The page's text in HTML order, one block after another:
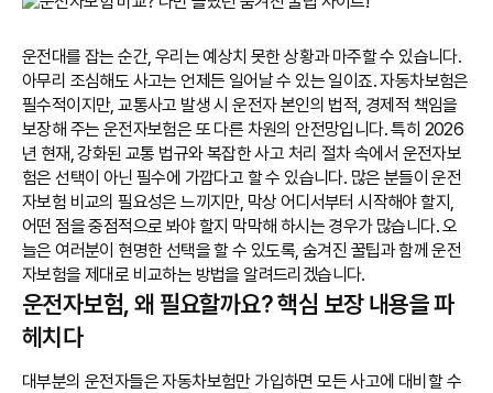
운전대를 잡는 순간, 우리는 예상치 못한 상황과 마주할 수 있습니다.
아무리 조심해도 사고는 언제든 일어날 수 있는 일이죠. 자동차보험은
필수적이지만, 교통사고 발생 시 운전자 본인의 법적, 경제적 책임을
보장해 주는 운전자보험은 또 다른 차원의 안전망입니다. 특히 2026
년 현재, 강화된 교통 법규와 복잡한 사고 처리 절차 속에서 운전자보
험은 선택이 아닌 필수에 가깝다고 할 수 있습니다. 많은 분들이 운전
자보험 비교의 필요성은 느끼지만, 막상 어디서부터 시작해야 할지,
어떤 점을 중점적으로 봐야 할지 막막해 하시는 경우가 많습니다. 오
늘은 여러분이 현명한 선택을 할 수 있도록, 숨겨진 꿀팁과 함께 운전
자보험을 제대로 비교하는 방법을 알려드리겠습니다.
운전자보험, 왜 필요할까요? 핵심 보장 내용을 파
헤치다
대부분의 운전자들은 자동차보험만 가입하면 모든 사고에 대비할 수